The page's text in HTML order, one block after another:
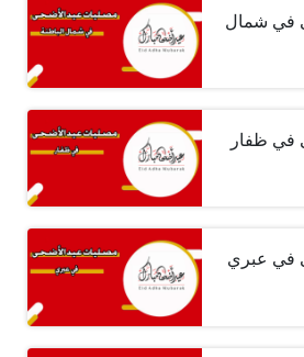
في شمال
في ظفار
في عبري